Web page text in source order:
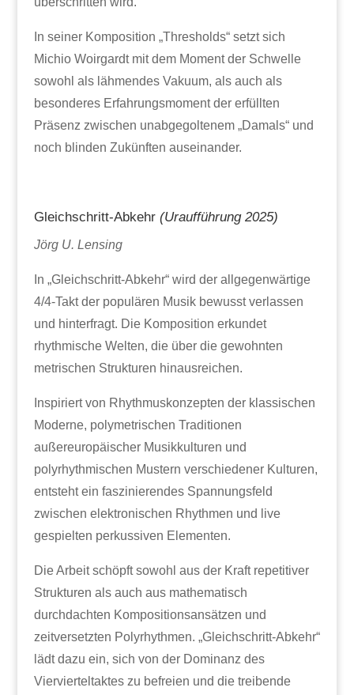
In seiner Komposition „Thresholds“ setzt sich
Michio Woirgardt mit dem Moment der Schwelle
sowohl als lähmendes Vakuum, als auch als
besonderes Erfahrungsmoment der erfüllten
Präsenz zwischen unabgegoltenem „Damals“ und
noch blinden Zukünften auseinander.
Gleichschritt-Abkehr (Uraufführung 2025)
Jörg U. Lensing
In „Gleichschritt-Abkehr“ wird der allgegenwärtige
4/4-Takt der populären Musik bewusst verlassen
und hinterfragt. Die Komposition erkundet
rhythmische Welten, die über die gewohnten
metrischen Strukturen hinausreichen.
Inspiriert von Rhythmuskonzepten der klassischen
Moderne, polymetrischen Traditionen
außereuropäischer Musikkulturen und
polyrhythmischen Mustern verschiedener Kulturen,
entsteht ein faszinierendes Spannungsfeld
zwischen elektronischen Rhythmen und live
gespielten perkussiven Elementen.
Die Arbeit schöpft sowohl aus der Kraft repetitiver
Strukturen als auch aus mathematisch
durchdachten Kompositionsansätzen und
zeitversetzten Polyrhythmen. „Gleichschritt-Abkehr“
lädt dazu ein, sich von der Dominanz des
Viervierteltaktes zu befreien und die treibende